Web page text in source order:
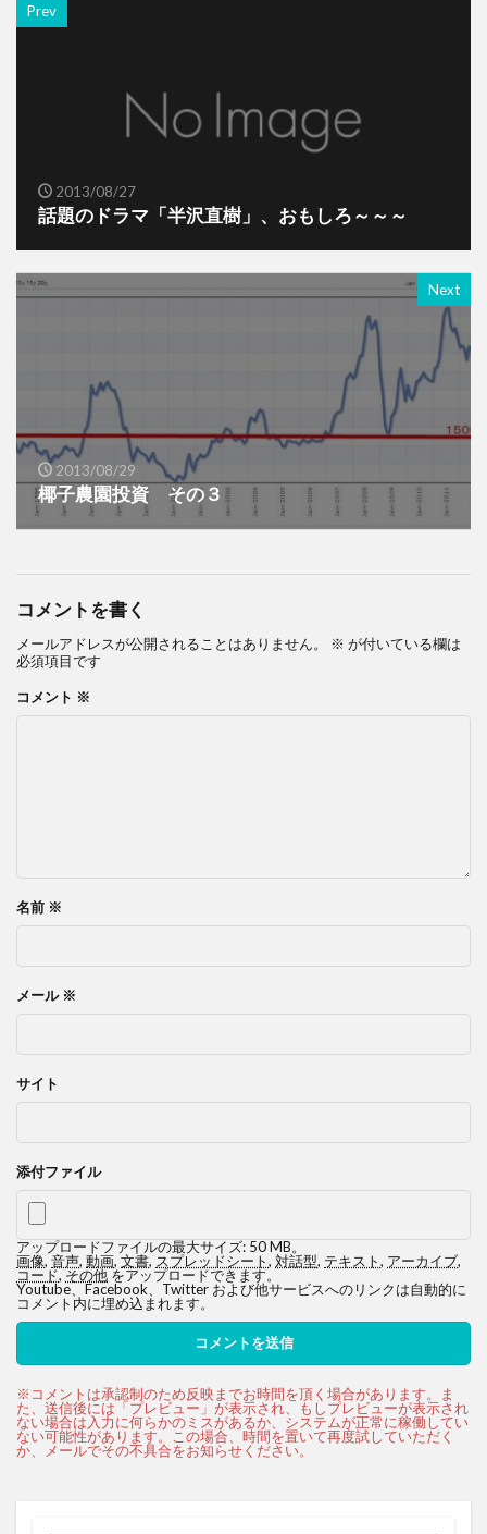
Prev
2013/08/27
話題のドラマ「半沢直樹」、おもしろ～～～
Next
2013/08/29
椰子農園投資 その３
コメントを書く
メールアドレスが公開されることはありません。 ※ が付いている欄は
必須項目です
コメント ※
名前 ※
メール ※
サイト
添付ファイル
アップロードファイルの最大サイズ: 50 MB。
画像, 音声, 動画, 文書, スプレッドシート, 対話型, テキスト, アーカイブ,
コード,その他をアップロードできます。
Youtube、Facebook、Twitter および他サービスへのリンクは自動的に
コメント内に埋め込まれます。